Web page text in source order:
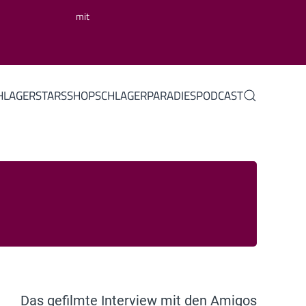
mit
SHOPSCHLAGERPARADIESPODCAST
Das gefilmte Interview mit den Amigos